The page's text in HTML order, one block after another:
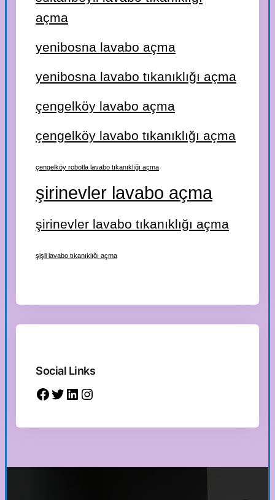
açma
yenibosna lavabo açma
yenibosna lavabo tıkanıklığı açma
çengelköy lavabo açma
çengelköy lavabo tıkanıklığı açma
çengelköy robotla lavabo tıkanıklığı açma
şirinevler lavabo açma
şirinevler lavabo tıkanıklığı açma
şişli lavabo tıkanıklığı açma
Social Links
Facebook Twitter LinkedIn Instagram